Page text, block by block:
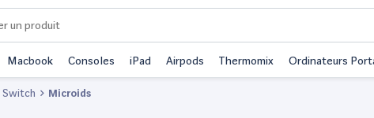
Macbook Consoles iPad Airpods Thermomix Ordinateurs
Switch Microids